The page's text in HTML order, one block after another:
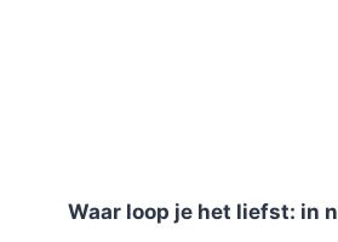
Waar loop je het liefst: in